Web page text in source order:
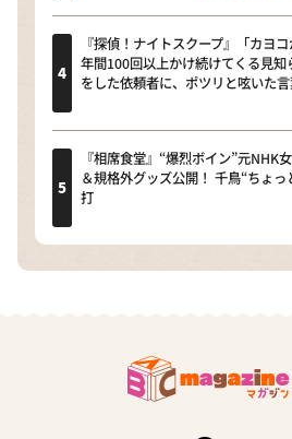
『探偵！ナイトスクープ』「カヨ
年間100回以上かけ続けてくる見知
をした依頼者に、ポツリと呟いた
『相席食堂』“爆烈ボイン”元NHK
＆規格外グッズ公開！ 千鳥“ちょ
打